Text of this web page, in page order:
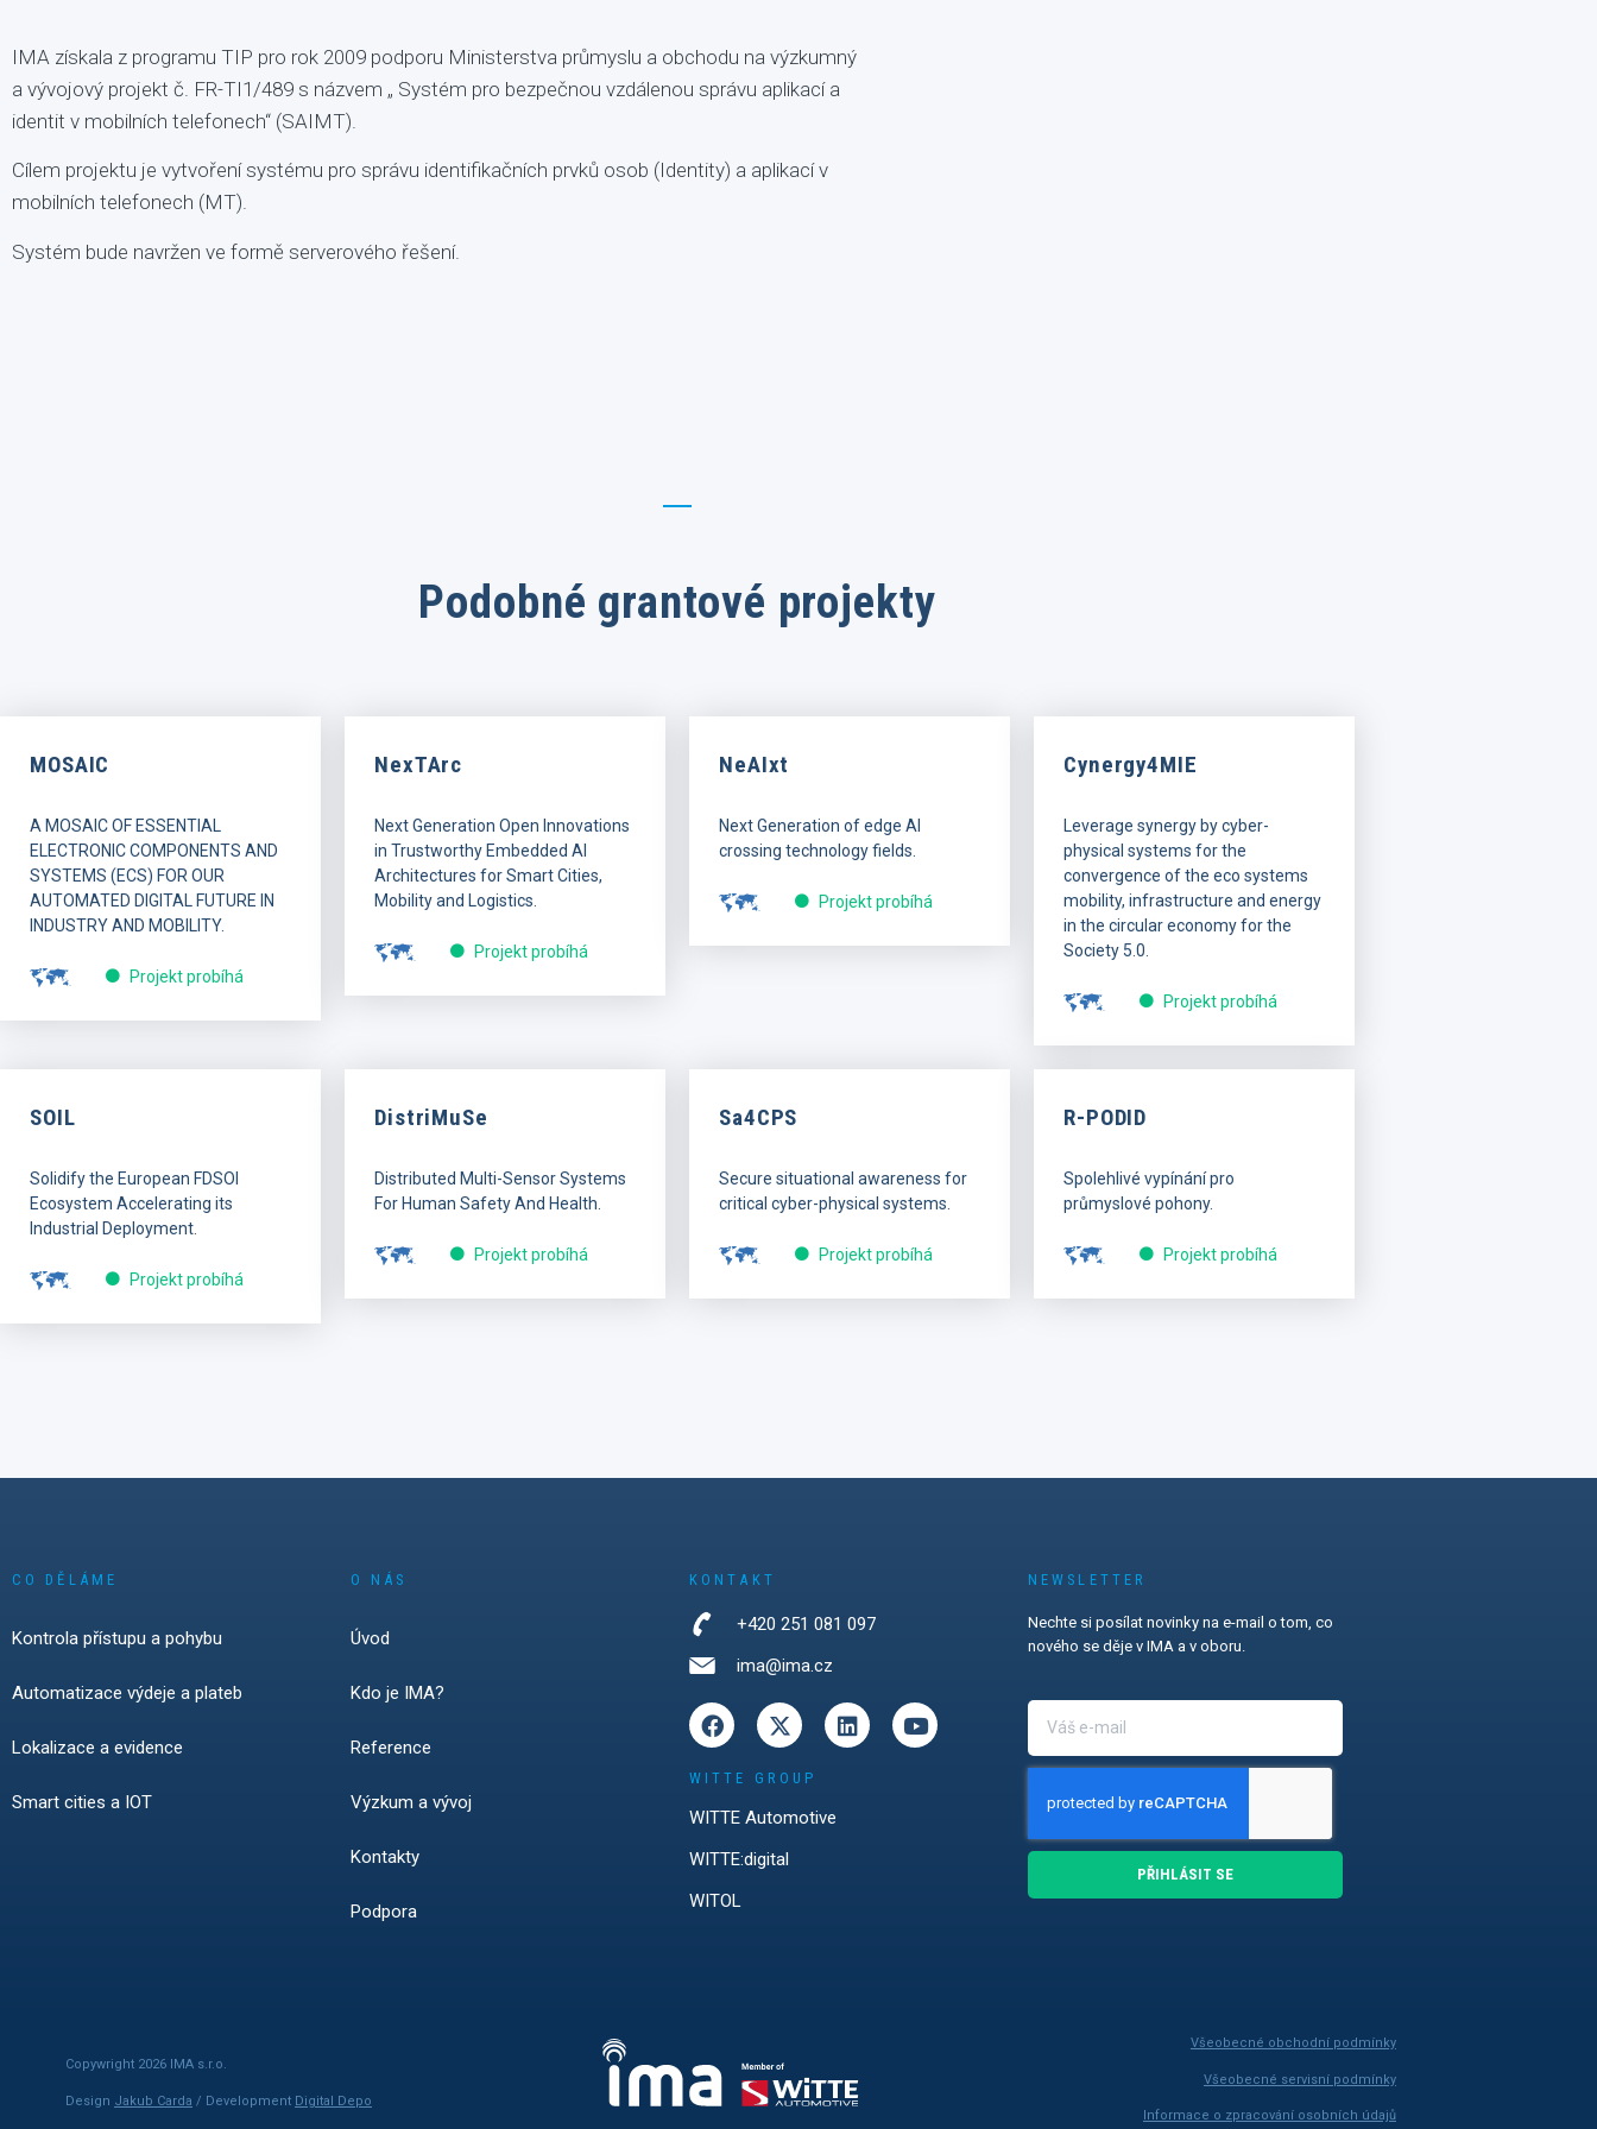
IMA získala z programu TIP pro rok 2009 podporu Ministerstva průmyslu a obchodu na výzkumný
a vývojový projekt č. FR-TI1/489 s názvem „ Systém pro bezpečnou vzdálenou správu aplikací a
identit v mobilních telefonech“ (SAIMT).
Cílem projektu je vytvoření systému pro správu identifikačních prvků osob (Identity) a aplikací v
mobilních telefonech (MT).
Systém bude navržen ve formě serverového řešení.
Podobné grantové projekty
MOSAIC
A MOSAIC OF ESSENTIAL
ELECTRONIC COMPONENTS AND
SYSTEMS (ECS) FOR OUR
AUTOMATED DIGITAL FUTURE IN
INDUSTRY AND MOBILITY.
Projekt probíhá
NexTArc
Next Generation Open Innovations
in Trustworthy Embedded AI
Architectures for Smart Cities,
Mobility and Logistics.
Projekt probíhá
NeAIxt
Next Generation of edge AI
crossing technology fields.
Projekt probíhá
Cynergy4MIE
Leverage synergy by cyber-
physical systems for the
convergence of the eco systems
mobility, infrastructure and energy
in the circular economy for the
Society 5.0.
Projekt probíhá
SOIL
Solidify the European FDSOI
Ecosystem Accelerating its
Industrial Deployment.
Projekt probíhá
DistriMuSe
Distributed Multi-Sensor Systems
For Human Safety And Health.
Projekt probíhá
Sa4CPS
Secure situational awareness for
critical cyber-physical systems.
Projekt probíhá
R-PODID
Spolehlivé vypínání pro
průmyslové pohony.
Projekt probíhá
CO DĚLÁME
Kontrola přístupu a pohybu
Automatizace výdeje a plateb
Lokalizace a evidence
Smart cities a IOT
O NÁS
Úvod
Kdo je IMA?
Reference
Výzkum a vývoj
Kontakty
Podpora
KONTAKT
+420 251 081 097
ima@ima.cz
WITTE GROUP
WITTE Automotive
WITTE:digital
WITOL
NEWSLETTER
Nechte si posílat novinky na e-mail o tom, co
nového se děje v IMA a v oboru.
PŘIHLÁSIT SE
Copywright 2026 IMA s.r.o.
Design Jakub Carda / Development Digital Depo
Všeobecné obchodní podmínky
Všeobecné servisní podmínky
Informace o zpracování osobních údajů